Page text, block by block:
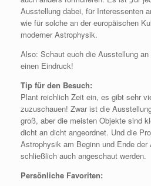
Ausstellung dabei, für Interessenten
wie für solche an der europäischen
moderner Astrophysik.
Also: Schaut euch die Ausstellung
einen Eindruck!
Tip für den Besuch:
Plant reichlich Zeit ein, es gibt sehr
zuzuschauen! Zwar ist die
groß, aber die meisten Objekte sind
dicht an dicht angeordnet. Und die
Astrophysik am Beginn und Ende der
schließlich auch angeschaut werden.
Persönliche Favoriten: